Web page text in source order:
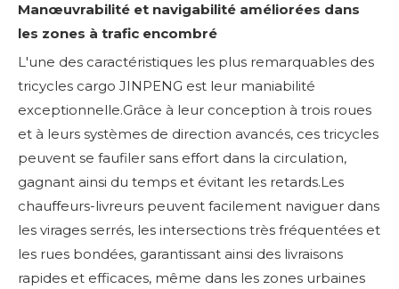
Manœuvrabilité et navigabilité améliorées dans
les zones à trafic encombré
L'une des caractéristiques les plus remarquables des
tricycles cargo JINPENG est leur maniabilité
exceptionnelle.Grâce à leur conception à trois roues
et à leurs systèmes de direction avancés, ces tricycles
peuvent se faufiler sans effort dans la circulation,
gagnant ainsi du temps et évitant les retards.Les
chauffeurs-livreurs peuvent facilement naviguer dans
les virages serrés, les intersections très fréquentées et
les rues bondées, garantissant ainsi des livraisons
rapides et efficaces, même dans les zones urbaines